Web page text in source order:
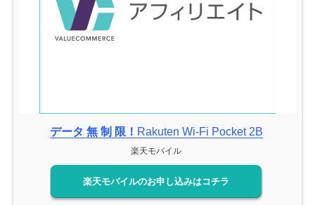
データ 無 制 限！ Rakuten Wi-Fi Pocket 2B
楽天モバイル
楽天モバイルのお申し込みはコチラ